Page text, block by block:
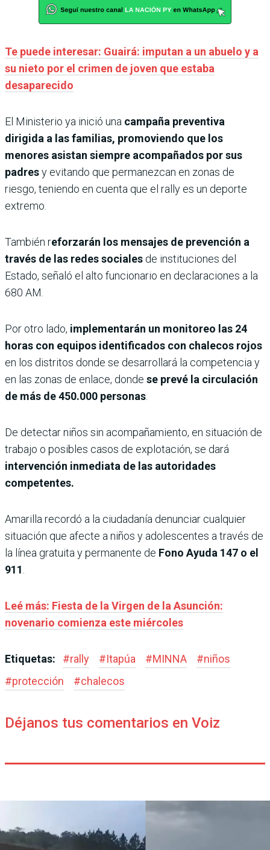
Te puede interesar: Guairá: imputan a un abuelo y a
su nieto por el crimen de joven que estaba
desaparecido
El Ministerio ya inició una campaña preventiva
dirigida a las familias, promoviendo que los
menores asistan siempre acompañados por sus
padresy evitando que permanezcan en zonas de
riesgo, teniendo en cuenta que el rally es un deporte
extremo.
También reforzarán los mensajes de prevención a
través de las redes sociales de instituciones del
Estado, señaló el alto funcionario en declaraciones a la
680 AM.
Por otro lado, implementarán un monitoreo las 24
horas con equipos identificados con chalecos rojos
en los distritos donde se desarrollará la competencia y
en las zonas de enlace, donde se prevé la circulación
de más de 450.000 personas
De detectar niños sin acompañamiento, en situación de
trabajo o posibles casos de explotación, se dará
intervención inmediata de las autoridades
competentes.
Amarilla recordó a la ciudadanía denunciar cualquier
situación que afecte a niños y adolescentes a través de
la línea gratuita y permanente de Fono Ayuda 147 o el
911
Leé más: Fiesta de la Virgen de la Asunción:
novenario comienza este miércoles
Etiquetas: #rally #Itapúa #MINNA #niños
#protección #chalecos
Déjanos tus comentarios en Voiz